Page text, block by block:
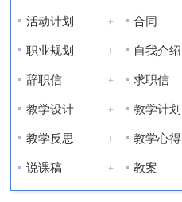
活动计划 + 合同
职业规划 + 自我介绍
辞职信 + 求职信
教学设计 + 教学计划
教学反思 + 教学心得
说课稿 + 教案